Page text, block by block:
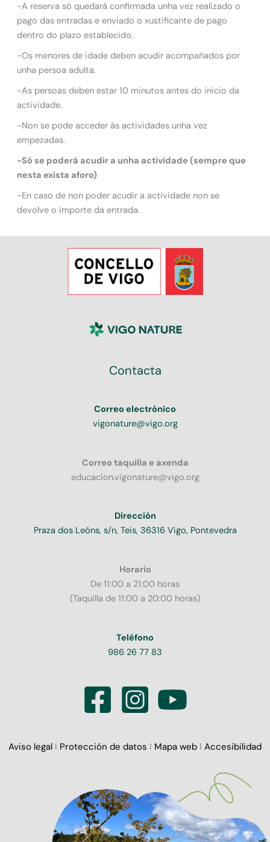
-A reserva só quedará confirmada unha vez realizado o
pago das entradas e enviado o xustificante de pago
dentro do plazo establecido.
-Os menores de idade deben acudir acompañados por
unha persoa adulta.
-As persoas deben estar 10 minutos antes do inicio da
actividade.
-Non se pode acceder ás actividades unha vez
empezadas.
-Só se poderá acudir a unha actividade (sempre que
nesta exista aforo)
-En caso de non poder acudir a actividade non se
devolve o importe da entrada.
Contacta
Correo electrónico
vigonature@vigo.org
Correo taquilla e axenda
educacion.vigonature@vigo.org
Dirección
Praza dos Leóns, s/n, Teis, 36316 Vigo, Pontevedra
Horario
De 11:00 a 21:00 horas
(Taquilla de 11:00 a 20:00 horas)
Teléfono
986 26 77 83
Aviso legal I Protección de datos I Mapa web I Accesibilidad